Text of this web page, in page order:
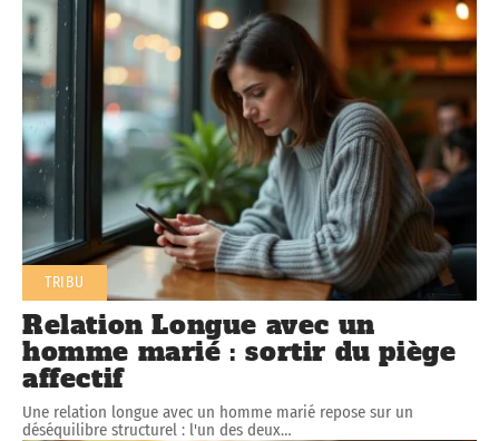
TRIBU
Relation Longue avec un
homme marié : sortir du piège
affectif
Une relation longue avec un homme marié repose sur un
déséquilibre structurel : l'un des deux…